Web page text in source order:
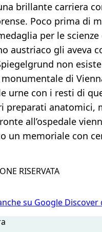
brillante carriera
Poco prima di
per le
austriaco gli aveva
non
di
urne con i resti di
preparati anatomici,
all’ospedale
un memoriale con
RISERVATA
su Google Discover